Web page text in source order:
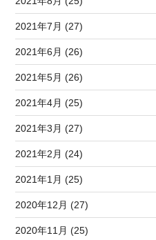
2021年7月 (27)
2021年6月 (26)
2021年5月 (26)
2021年4月 (25)
2021年3月 (27)
2021年2月 (24)
2021年1月 (25)
2020年12月 (27)
2020年11月 (25)